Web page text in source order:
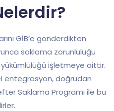
GİB’e gönderdikten
saklama zorunluluğu
yükümlülüğü işletmeye aittir.
entegrasyon, doğrudan
Saklama Programı ile bu